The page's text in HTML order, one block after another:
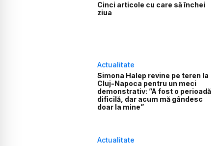
Cinci articole cu care să închei
ziua
Actualitate
Simona Halep revine pe teren la
Cluj-Napoca pentru un meci
demonstrativ: ”A fost o perioadă
dificilă, dar acum mă gândesc
doar la mine”
Actualitate